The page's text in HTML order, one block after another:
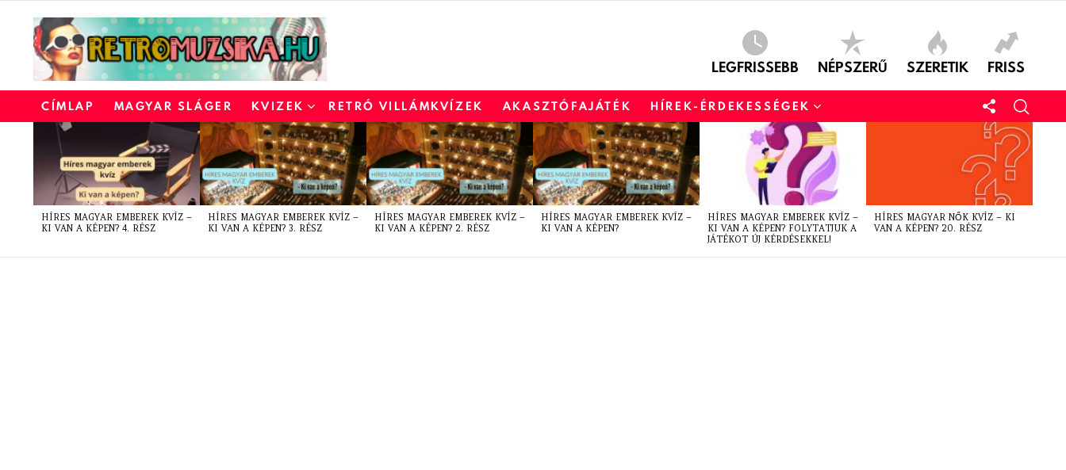
LEGFRISSEBB NÉPSZERŰ SZERETIK FRISS
CÍMLAP MAGYAR SLÁGER KVIZEK RETRÓ VILLÁMKVÍZEK AKASZTÓFAJÁTÉK HÍREK-ÉRDEKESSÉGEK
LATEST
STORIES
HÍRES MAGYAR EMBEREK KVÍZ –
KI VAN A KÉPEN? 4. RÉSZ
HÍRES MAGYAR EMBEREK KVÍZ –
KI VAN A KÉPEN? 3. RÉSZ
HÍRES MAGYAR EMBEREK KVÍZ –
KI VAN A KÉPEN? 2. RÉSZ
HÍRES MAGYAR EMBEREK KVÍZ –
KI VAN A KÉPEN?
HÍRES MAGYAR EMBEREK KVÍZ –
KI VAN A KÉPEN? FOLYTATJUK A
JÁTÉKOT ÚJ KÉRDÉSEKKEL!
HÍRES MAGYAR NŐK KVÍZ – KI
VAN A KÉPEN? 20. RÉSZ